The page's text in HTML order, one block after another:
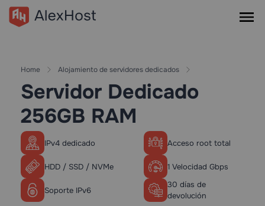
Home Alojamiento de servidores dedicados
Servidor Dedicado
256GB RAM
IPv4 dedicado Acceso root total
HDD / SSD / NVMe 1 Velocidad Gbps
Soporte IPv6
30 días de
devolución